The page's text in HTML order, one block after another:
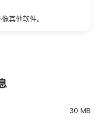
其他软件。
30 MB